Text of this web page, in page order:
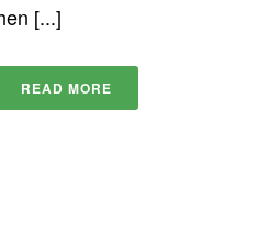
[...]
READ MORE